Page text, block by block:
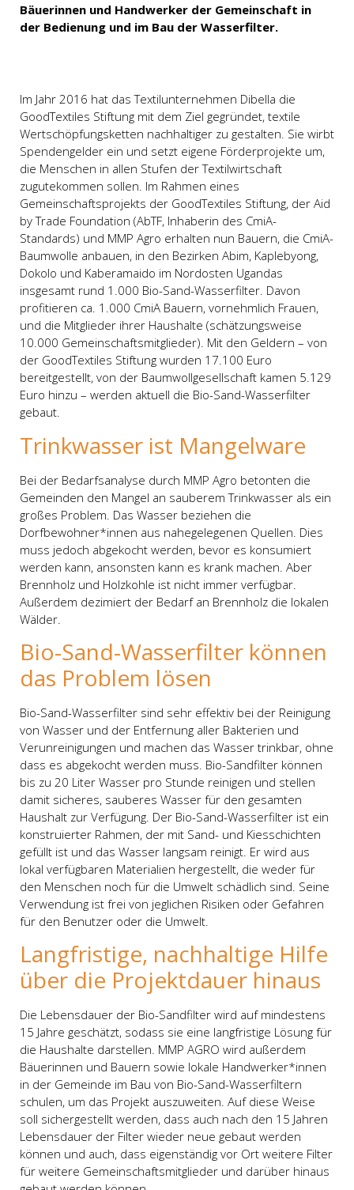
Bäuerinnen und Handwerker der Gemeinschaft in
der Bedienung und im Bau der Wasserfilter.
Im Jahr 2016 hat das Textilunternehmen Dibella die
GoodTextiles Stiftung mit dem Ziel gegründet, textile
Wertschöpfungsketten nachhaltiger zu gestalten. Sie wirbt
Spendengelder ein und setzt eigene Förderprojekte um,
die Menschen in allen Stufen der Textilwirtschaft
zugutekommen sollen. Im Rahmen eines
Gemeinschaftsprojekts der GoodTextiles Stiftung, der Aid
by Trade Foundation (AbTF, Inhaberin des CmiA-
Standards) und MMP Agro erhalten nun Bauern, die CmiA-
Baumwolle anbauen, in den Bezirken Abim, Kaplebyong,
Dokolo und Kaberamaido im Nordosten Ugandas
insgesamt rund 1.000 Bio-Sand-Wasserfilter. Davon
profitieren ca. 1.000 CmiA Bauern, vornehmlich Frauen,
und die Mitglieder ihrer Haushalte (schätzungsweise
10.000 Gemeinschaftsmitglieder). Mit den Geldern – von
der GoodTextiles Stiftung wurden 17.100 Euro
bereitgestellt, von der Baumwollgesellschaft kamen 5.129
Euro hinzu – werden aktuell die Bio-Sand-Wasserfilter
gebaut.
Trinkwasser ist Mangelware
Bei der Bedarfsanalyse durch MMP Agro betonten die
Gemeinden den Mangel an sauberem Trinkwasser als ein
großes Problem. Das Wasser beziehen die
Dorfbewohner*innen aus nahegelegenen Quellen. Dies
muss jedoch abgekocht werden, bevor es konsumiert
werden kann, ansonsten kann es krank machen. Aber
Brennholz und Holzkohle ist nicht immer verfügbar.
Außerdem dezimiert der Bedarf an Brennholz die lokalen
Wälder.
Bio-Sand-Wasserfilter können
das Problem lösen
Bio-Sand-Wasserfilter sind sehr effektiv bei der Reinigung
von Wasser und der Entfernung aller Bakterien und
Verunreinigungen und machen das Wasser trinkbar, ohne
dass es abgekocht werden muss. Bio-Sandfilter können
bis zu 20 Liter Wasser pro Stunde reinigen und stellen
damit sicheres, sauberes Wasser für den gesamten
Haushalt zur Verfügung. Der Bio-Sand-Wasserfilter ist ein
konstruierter Rahmen, der mit Sand- und Kiesschichten
gefüllt ist und das Wasser langsam reinigt. Er wird aus
lokal verfügbaren Materialien hergestellt, die weder für
den Menschen noch für die Umwelt schädlich sind. Seine
Verwendung ist frei von jeglichen Risiken oder Gefahren
für den Benutzer oder die Umwelt.
Langfristige, nachhaltige Hilfe
über die Projektdauer hinaus
Die Lebensdauer der Bio-Sandfilter wird auf mindestens
15 Jahre geschätzt, sodass sie eine langfristige Lösung für
die Haushalte darstellen. MMP AGRO wird außerdem
Bäuerinnen und Bauern sowie lokale Handwerker*innen
in der Gemeinde im Bau von Bio-Sand-Wasserfiltern
schulen, um das Projekt auszuweiten. Auf diese Weise
soll sichergestellt werden, dass auch nach den 15 Jahren
Lebensdauer der Filter wieder neue gebaut werden
können und auch, dass eigenständig vor Ort weitere Filter
für weitere Gemeinschaftsmitglieder und darüber hinaus